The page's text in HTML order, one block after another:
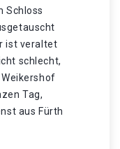
Schloss
ist veraltet
schlecht,
Tag,
aus Fürth